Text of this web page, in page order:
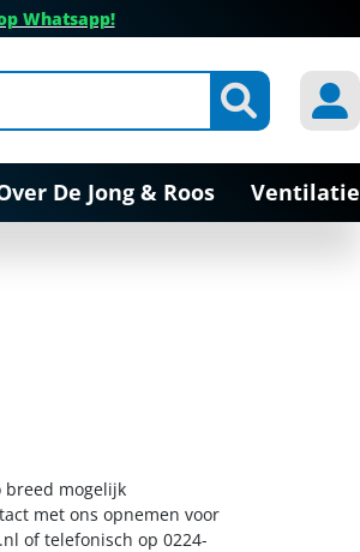
Whatsapp!
De Jong & Roos Ventilatie
breed mogelijk
met ons opnemen voor
of telefonisch op 0224-